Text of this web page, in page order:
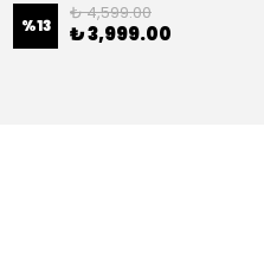
%13
₺ 4,599.00
₺ 3,999.00